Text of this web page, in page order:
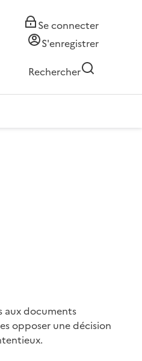
Se connecter
S'enregistrer
Rechercher
aux documents
opposer une décision